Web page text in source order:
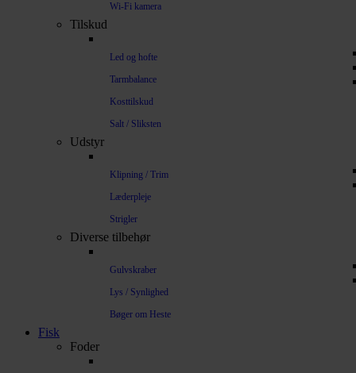
Wi-Fi kamera
Tilskud
Led og hofte
Tarmbalance
Kosttilskud
Salt / Sliksten
Udstyr
Klipning / Trim
Læderpleje
Strigler
Diverse tilbehør
Gulvskraber
Lys / Synlighed
Bøger om Heste
Fisk
Foder